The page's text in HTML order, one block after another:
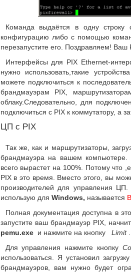
Команда выдаётся в одну
конфигурацию либо с помощью
перезапустите его. Поздравляем! Ваш
Интерфейсы для PIX Ethernet-
нужно использовать,такие
можете подключиться к
брандмауэрам PIX,
облаку.Следовательно, для
подключиться с PIX к коммутатору, а
ЦП с PIX
Так же, как и маршрутизаторы,
брандмауэра на вашем компьютере.
всего вырастет на 100%. Потому что
PIX в это время. Вместо этого, вы
производителей для управления
использую для Windows, называется
Полная документация доступна в
запустите ваш брандмауэр PIX,
pemu.exeи нажмите на кнопку Limit
Для управления нажмите кнопку
использоваться. Я установил
брандмауэров, вам нужно будет